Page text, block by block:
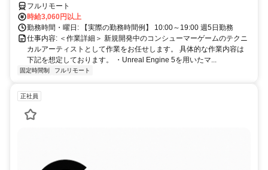
フルリモート
時給3,060円以上
勤務時間・曜日: 【実際の勤務時間例】 10:00～19:00 週5日勤務
仕事内容: ＜作業詳細＞ 新規開発中のコンシューマーゲームのテクニ
カルアーティストとして作業をお任せします。 具体的な作業内容は
下記を想定しております。 ・Unreal Engine 5を用いたマ...
固定時間制 フルリモート
正社員